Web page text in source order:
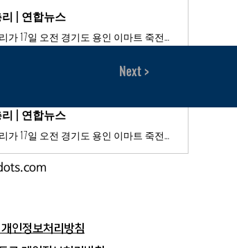
| 연합뉴스
(용인=연합뉴스) 김인철 기자 = 김부겸 국무총리가 17일 오전 경기도 용인 이마트 죽전점에서 열린 이마트 카페마을 1호점 개소식 참석에 앞서 ...
| 연합뉴스
(용인=연합뉴스) 김인철 기자 = 김부겸 국무총리가 17일 오전 경기도 용인 이마트 죽전점에서 열린 이마트 카페마을 1호점 개소식 참석에 앞서 ...
Next >
인정보처리방침